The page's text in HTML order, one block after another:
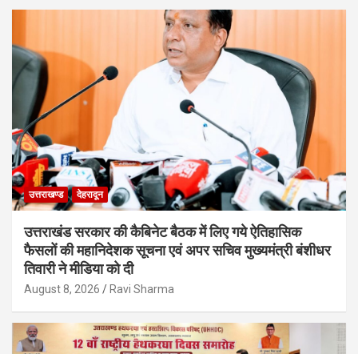
उत्तराखण्ड देहरादून
उत्तराखंड सरकार की कैबिनेट बैठक में लिए गये ऐतिहासिक
फैसलों की महानिदेशक सूचना एवं अपर सचिव मुख्यमंत्री बंशीधर
तिवारी ने मीडिया को दी
August 8, 2026 Ravi Sharma